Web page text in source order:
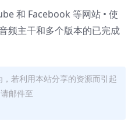
和 Facebook 等网站 • 使
频主干和多个版本的已完成
若利用本站分享的资源而引起
邮件至